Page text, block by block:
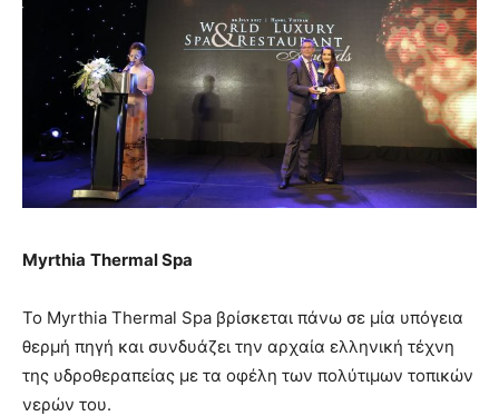
Myrthia Thermal Spa
Το Myrthia Thermal Spa βρίσκεται πάνω σε μία υπόγεια
θερμή πηγή και συνδυάζει την αρχαία ελληνική τέχνη
της υδροθεραπείας με τα οφέλη των πολύτιμων τοπικών
νερών του.